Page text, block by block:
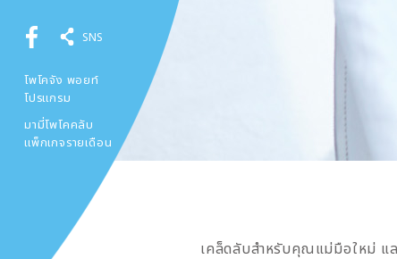
SNS
โพโคจัง พอยท์
โปรแกรม
มามี่โพโคคลับ
แพ็กเกจรายเดือน
เคล็ดลับสำหรับคุณแม่มือใหม่ แ